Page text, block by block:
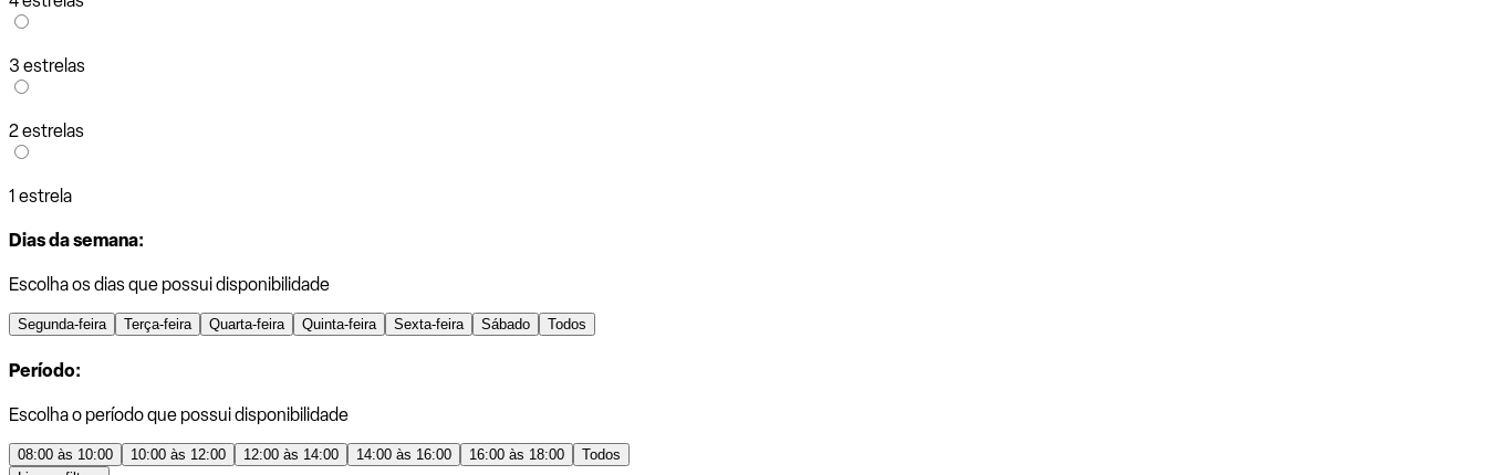
3 estrelas
2 estrelas
1 estrela
Dias da semana:
Escolha os dias que possui disponibilidade
Segunda-feira Terça-feira Quarta-feira Quinta-feira Sexta-feira Sábado Todos
Período:
Escolha o período que possui disponibilidade
08:00 às 10:00 10:00 às 12:00 12:00 às 14:00 14:00 às 16:00 16:00 às 18:00
Todos